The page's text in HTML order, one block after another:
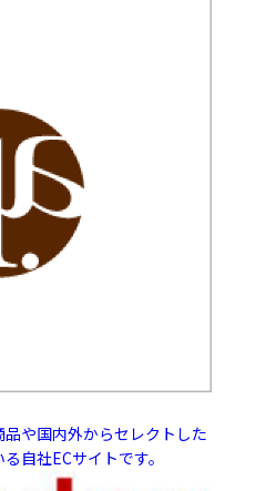
や国内外からセレクトした
自社ECサイトです。